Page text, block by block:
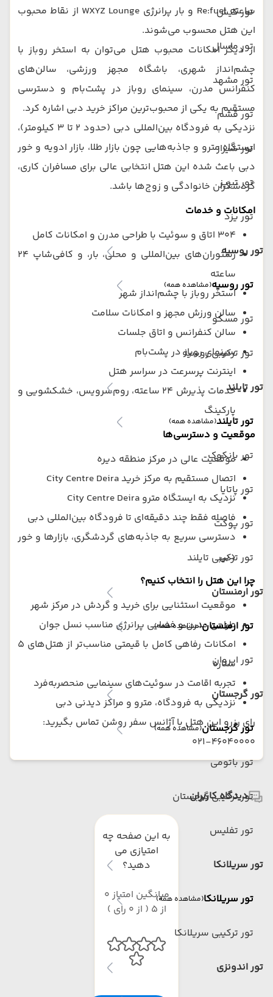
تور کیش
تور ماسال
تور مشهد
تور قشم
تور شیراز
تور تبریز
تور یزد
تور روسیه
تور روسیه(مشاهده همه)
تور مسکو
تور ترکیبی روسیه
تور تایلند
تور تایلند(مشاهده همه)
تور بانکوک
تور پاتایا
تور پوکت
تور ترکیبی تایلند
تور ارمنستان
تور ارمنستان(مشاهده همه)
تور ایروان
تور گرجستان
تور گرجستان(مشاهده همه)
تور باتومی
تور ترکیبی گرجستان
تور تفلیس
تور سریلانکا
تور سریلانکا(مشاهده همه)
تور ترکیبی سریلانکا
تور اندونزی
ساعته Re:fuel و بار پرانرژی WXYZ Lounge از نقاط محبوب
این هتل محسوب می‌شوند.
از دیگر امکانات محبوب هتل می‌توان به استخر روباز با
چشم‌انداز شهری، باشگاه مجهز ورزشی، سالن‌های
کنفرانس مدرن، سینمای روباز در پشت‌بام و دسترسی
مستقیم به یکی از محبوب‌ترین مراکز خرید دبی اشاره کرد.
نزدیکی به فرودگاه بین‌المللی دبی (حدود ۲ تا ۳ کیلومتر)،
ایستگاه مترو و جاذبه‌هایی چون بازار طلا، بازار ادویه و خور
دبی باعث شده این هتل انتخابی عالی برای مسافران کاری،
گردشگران خانوادگی و زوج‌ها باشد.
امکانات و خدمات
304 اتاق و سوئیت با طراحی مدرن و امکانات کامل
رستوران‌های بین‌المللی و محلی، بار، و کافی‌شاپ ۲۴
ساعته
استخر روباز با چشم‌انداز شهر
سالن ورزش مجهز و امکانات سلامت
سالن کنفرانس و اتاق جلسات
سینمای روباز در پشت‌بام
اینترنت پرسرعت در سراسر هتل
خدمات پذیرش ۲۴ ساعته، روم‌سرویس، خشکشویی و
پارکینگ
موقعیت و دسترسی‌ها
موقعیت عالی در مرکز منطقه دیره
اتصال مستقیم به مرکز خرید City Centre Deira
نزدیک به ایستگاه مترو City Centre Deira
فاصله فقط چند دقیقه‌ای تا فرودگاه بین‌المللی دبی
دسترسی سریع به جاذبه‌های گردشگری، بازارها و خور
دبی
چرا این هتل را انتخاب کنیم؟
موقعیت استثنایی برای خرید و گردش در مرکز شهر
طراحی مدرن و فضایی پرانرژی مناسب نسل جوان
امکانات رفاهی کامل با قیمتی مناسب‌تر از هتل‌های ۵
ستاره
تجربه اقامت در سوئیت‌های سینمایی منحصربه‌فرد
نزدیکی به فرودگاه، مترو و مراکز دیدنی دبی
رای رزرو این هتل با آژانس سفر روشن تماس بگیرید:
021-46040000
دیدگاه کاربران
به این صفحه چه
امتیازی می
دهید؟
میانگین امتیاز 0
از 5 ( از 0 رای )